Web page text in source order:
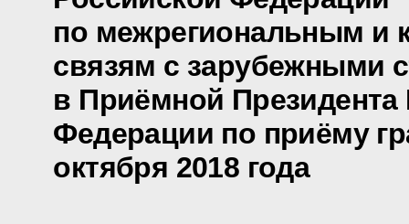
по межрегиональным и
связям с зарубежными
в Приёмной Президента
Федерации по приёму
октября 2018 года